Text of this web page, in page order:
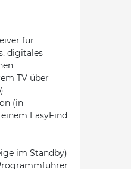
für
digitales
TV über
(in
EasyFind
im Standby)